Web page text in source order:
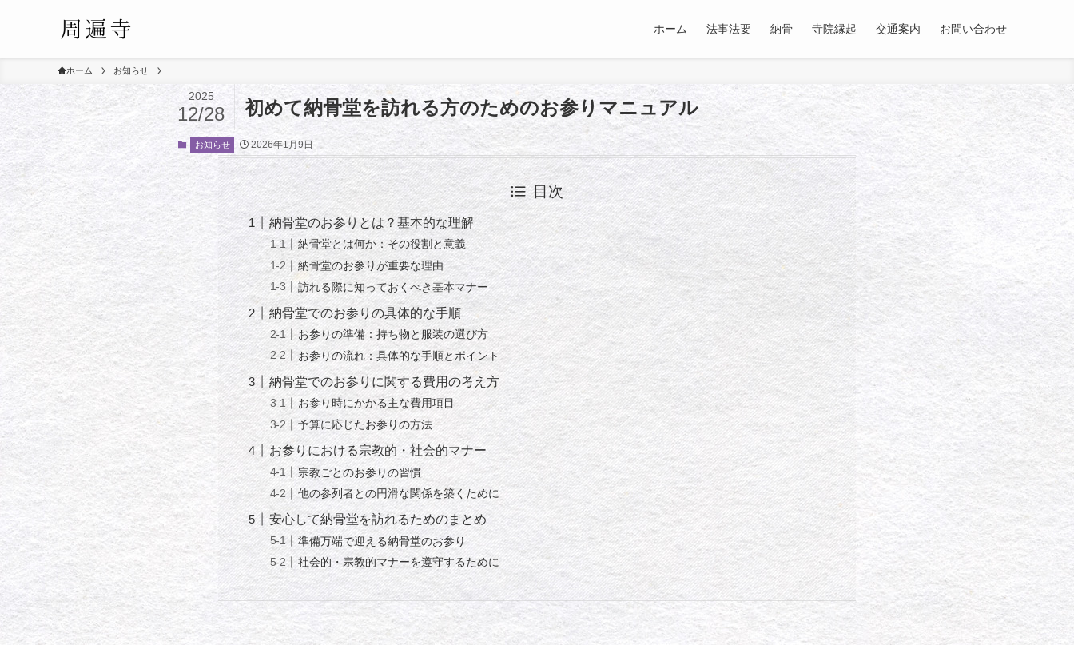
ホーム 法事法要 納骨 寺院縁起 交通案内 お問い合わせ
ホーム お知らせ
初めて納骨堂を訪れる方のためのお参りマニュアル
2025
12/28
お知らせ 2026年1月9日
目次
納骨堂のお参りとは？基本的な理解
納骨堂とは何か：その役割と意義
納骨堂のお参りが重要な理由
訪れる際に知っておくべき基本マナー
納骨堂でのお参りの具体的な手順
お参りの準備：持ち物と服装の選び方
お参りの流れ：具体的な手順とポイント
納骨堂でのお参りに関する費用の考え方
お参り時にかかる主な費用項目
予算に応じたお参りの方法
お参りにおける宗教的・社会的マナー
宗教ごとのお参りの習慣
他の参列者との円滑な関係を築くために
安心して納骨堂を訪れるためのまとめ
準備万端で迎える納骨堂のお参り
社会的・宗教的マナーを遵守するために